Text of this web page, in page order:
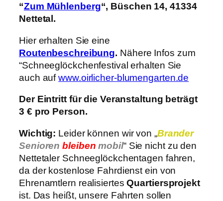
“Zum Mühlenberg“, Büschen 14, 41334
Nettetal.
Hier erhalten Sie eine
Routenbeschreibung. Nähere Infos zum
“Schneeglöckchenfestival erhalten Sie
auch aufwww.oirlicher-blumengarten.de
Der Eintritt für die Veranstaltung beträgt
3 € pro Person.
Wichtig: Leider können wir von „Brander
Seniorenbleiben mobil“ Sie nicht zu den
Nettetaler Schneeglöckchentagen fahren,
da der kostenlose Fahrdienst ein von
Ehrenamtlern realisiertesQuartiersprojekt
ist. Das heißt, unsere Fahrten sollen